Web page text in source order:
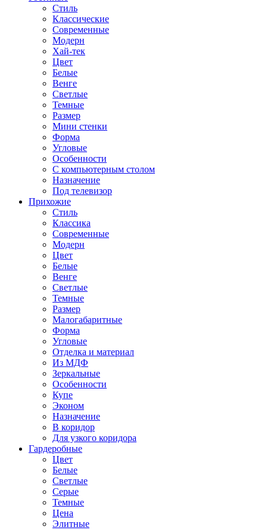
Стиль
Классические
Современные
Модерн
Хай-тек
Цвет
Белые
Венге
Светлые
Темные
Размер
Мини стенки
Форма
Угловые
Особенности
С компьютерным столом
Назначение
Под телевизор
Прихожие
Стиль
Классика
Современные
Модерн
Цвет
Белые
Венге
Светлые
Темные
Размер
Малогабаритные
Форма
Угловые
Отделка и материал
Из МДФ
Зеркальные
Особенности
Купе
Эконом
Назначение
В коридор
Для узкого коридора
Гардеробные
Цвет
Белые
Светлые
Серые
Темные
Цена
Элитные